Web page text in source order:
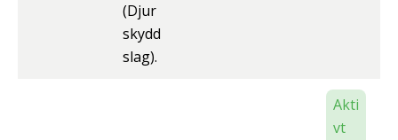
(Djur
skydd
slag).
Akti
vt